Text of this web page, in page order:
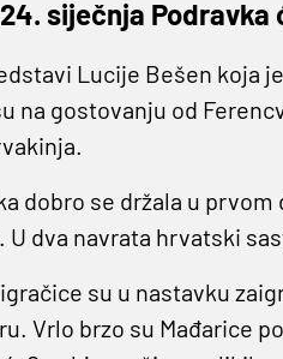
siječnja
Lucije Bešen koja
na gostovanju od
dobro se držala u
U dva navrata hrvatski
su u nastavku
Vrlo brzo su Mađarice